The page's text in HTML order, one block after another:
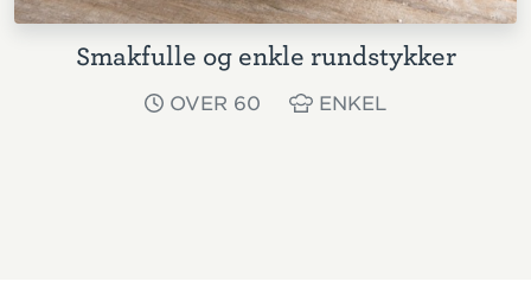
Smakfulle og enkle rundstykker
OVER 60 ENKEL